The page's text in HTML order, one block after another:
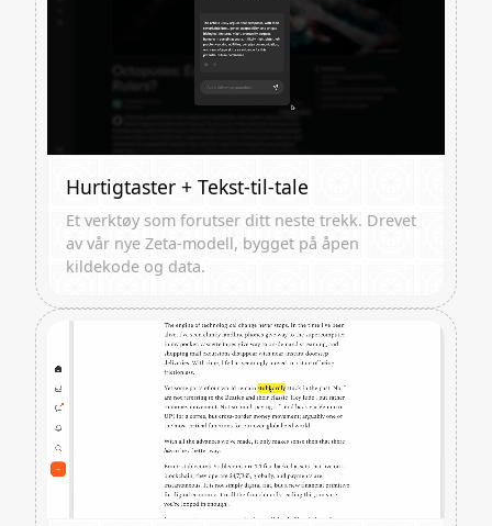
Hurtigtaster + Tekst-til-tale
Et verktøy som forutser ditt neste trekk. Drevet
av vår nye Zeta-modell, bygget på åpen
kildekode og data.